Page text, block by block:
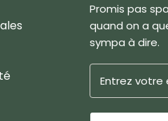
Promis pas
quand on a
sympa à dire.